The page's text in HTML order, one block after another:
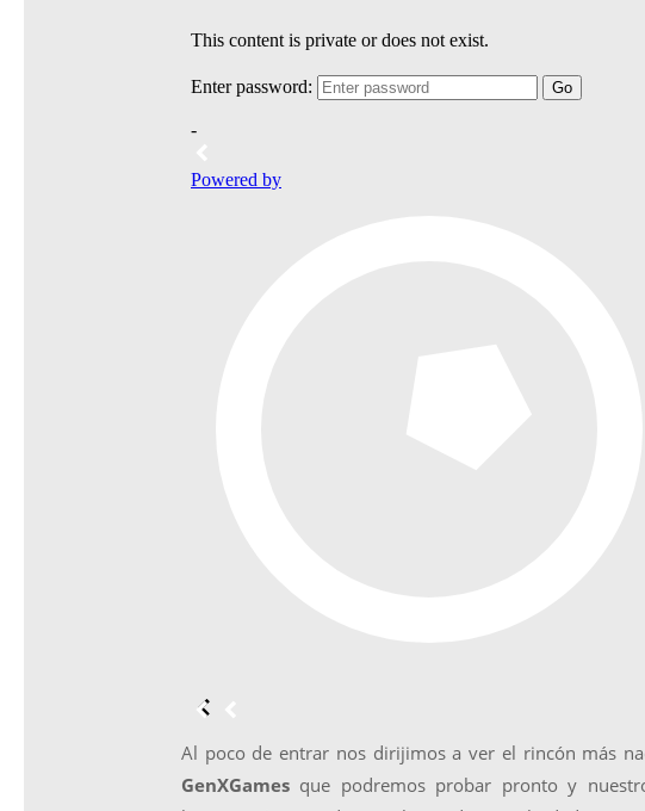
Al poco de entrar nos dirijimos a ver el rincón más
GenXGames que podremos probar pronto y